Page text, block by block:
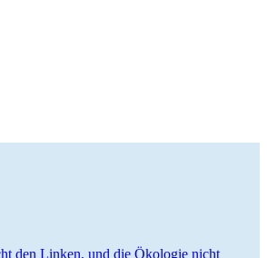
den Linken, und die Ökologie nicht